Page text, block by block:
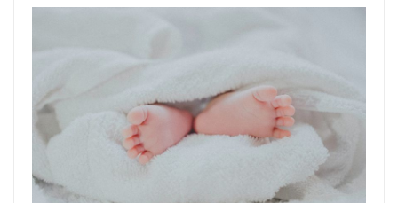
pampes-
bebe.jpg